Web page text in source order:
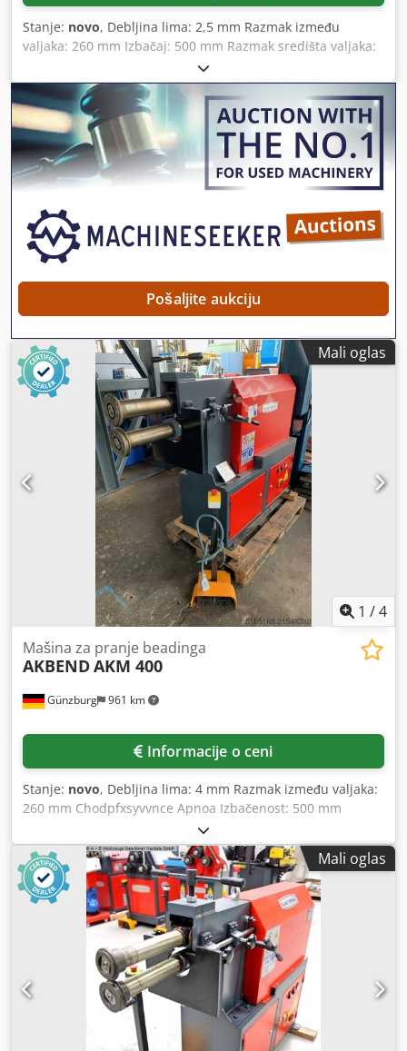
Stanje: novo, Debljina lima: 2,5 mm Razmak između
valjaka: 260 mm Izbačaj: 500 mm Razmak središta valjaka:
92 mm Prihvat: 35 mm Brzina: 3,5 m/min Ukupna potrebna
snaga: 1,5 kW Težina mašine: cca 295 kg Potreban prostor:
cca 1200x700x1200 mm Oprema: - motorizovana sikačka
mašina - 3 seta sikačkih valjaka - nožni prekidač Chodpfx
Apsyvvq Ronsa
Pošaljite aukciju
Mali oglas
1 /4
Günzburg 961 km
Mašina za pranje beadinga
AKBENDAKM 400
Informacije o ceni
Stanje: novo, Debljina lima: 4 mm Razmak između valjaka:
260 mm Chodpfxsyvvnce Apnoa Izbačenost: 500 mm
Razmak između središta valjaka: 132 mm Prihvat: 40 mm
Brzina: 5 m/min Ukupna potrebna snaga: 2,2 kW Težina
mašine cca: 350 kg Dimenzije cca: 1650x700x1280 mm
Oprema: - motorizovana sik mašina - 3 seta sik valjaka -
nožna pedala
Mali oglas